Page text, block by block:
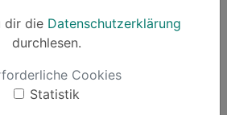
dir die Datenschutzerklärung
durchlesen.
Cookies
Statistik
von
8 Angebote